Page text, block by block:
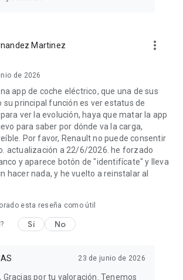
Martinez more_vert
de 2026
app de coche eléctrico, que una de sus
su principal función es ver estatus de
ver la evolución, haya que matar la app
para saber por dónde va la carga,
Por favor, Renault no puede consentir
actualización a 22/6/2026. he forzado
y aparece botón de "identifícate" y lleva
hacer nada, y he vuelto a reinstalar al
esta reseña como útil
Sí No
23 de junio de 2026
Gracias por tu valoración. Tenemos